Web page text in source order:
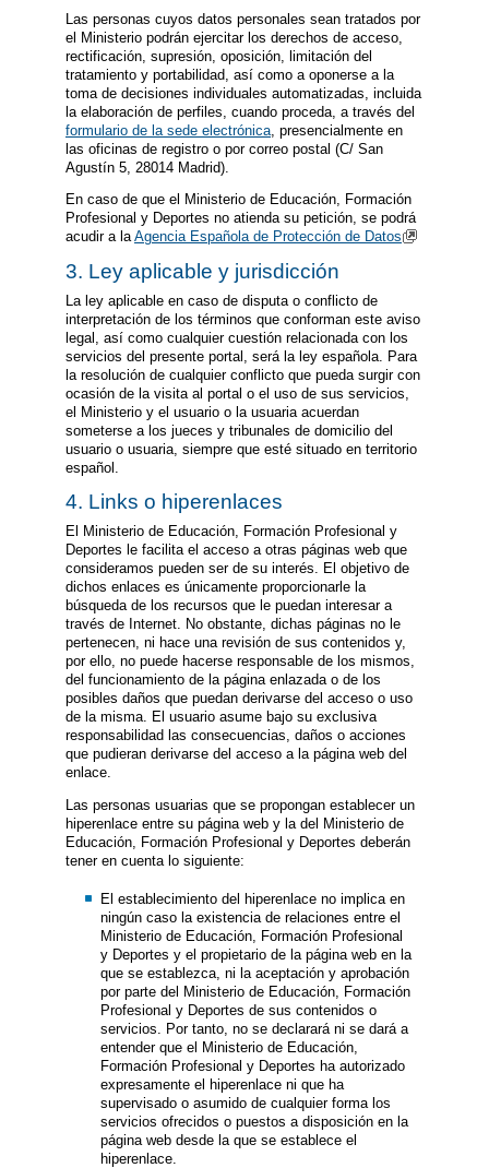
Las personas cuyos datos personales sean tratados por
el Ministerio podrán ejercitar los derechos de acceso,
rectificación, supresión, oposición, limitación del
tratamiento y portabilidad, así como a oponerse a la
toma de decisiones individuales automatizadas, incluida
la elaboración de perfiles, cuando proceda, a través del
formulario de la sede electrónica , presencialmente en
las oficinas de registro o por correo postal (C/ San
Agustín 5, 28014 Madrid).
En caso de que el Ministerio de Educación, Formación
Profesional y Deportes no atienda su petición, se podrá
acudir a laAgencia Española de Protección de Datos
3. Ley aplicable y jurisdicción
La ley aplicable en caso de disputa o conflicto de
interpretación de los términos que conforman este aviso
legal, así como cualquier cuestión relacionada con los
servicios del presente portal, será la ley española. Para
la resolución de cualquier conflicto que pueda surgir con
ocasión de la visita al portal o el uso de sus servicios,
el Ministerio y el usuario o la usuaria acuerdan
someterse a los jueces y tribunales de domicilio del
usuario o usuaria, siempre que esté situado en territorio
español.
4. Links o hiperenlaces
El Ministerio de Educación, Formación Profesional y
Deportes le facilita el acceso a otras páginas web que
consideramos pueden ser de su interés. El objetivo de
dichos enlaces es únicamente proporcionarle la
búsqueda de los recursos que le puedan interesar a
través de Internet. No obstante, dichas páginas no le
pertenecen, ni hace una revisión de sus contenidos y,
por ello, no puede hacerse responsable de los mismos,
del funcionamiento de la página enlazada o de los
posibles daños que puedan derivarse del acceso o uso
de la misma. El usuario asume bajo su exclusiva
responsabilidad las consecuencias, daños o acciones
que pudieran derivarse del acceso a la página web del
enlace.
Las personas usuarias que se propongan establecer un
hiperenlace entre su página web y la del Ministerio de
Educación, Formación Profesional y Deportes deberán
tener en cuenta lo siguiente:
El establecimiento del hiperenlace no implica en
ningún caso la existencia de relaciones entre el
Ministerio de Educación, Formación Profesional
y Deportes y el propietario de la página web en la
que se establezca, ni la aceptación y aprobación
por parte del Ministerio de Educación, Formación
Profesional y Deportes de sus contenidos o
servicios. Por tanto, no se declarará ni se dará a
entender que el Ministerio de Educación,
Formación Profesional y Deportes ha autorizado
expresamente el hiperenlace ni que ha
supervisado o asumido de cualquier forma los
servicios ofrecidos o puestos a disposición en la
página web desde la que se establece el
hiperenlace.